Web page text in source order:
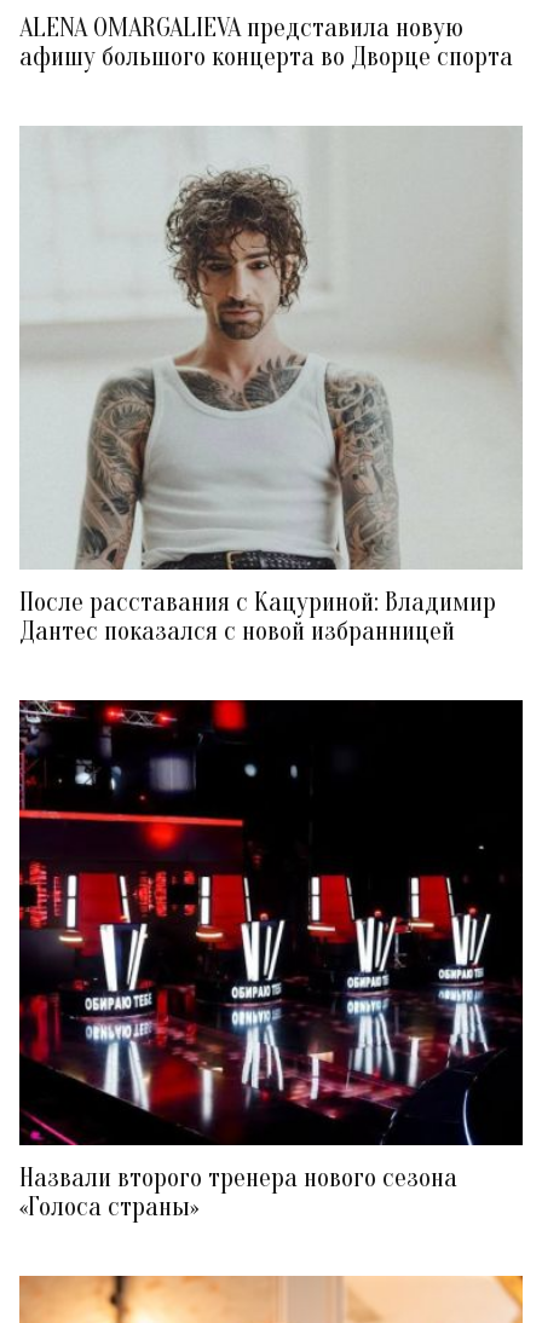
ALENA OMARGALIEVA представила новую
афишу большого концерта во Дворце спорта
После расставания с Кацуриной: Владимир
Дантес показался с новой избранницей
Назвали второго тренера нового сезона
«Голоса страны»